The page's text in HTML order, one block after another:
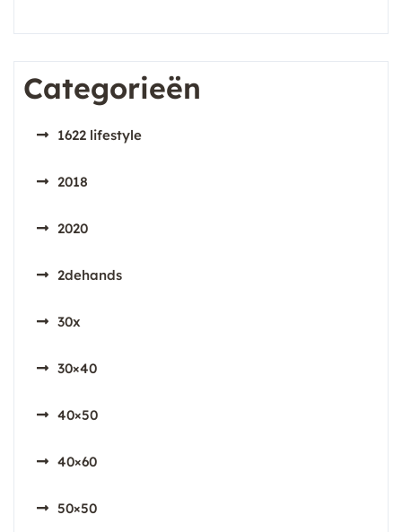
Categorieën
1622 lifestyle
2018
2020
2dehands
30x
30×40
40×50
40×60
50×50